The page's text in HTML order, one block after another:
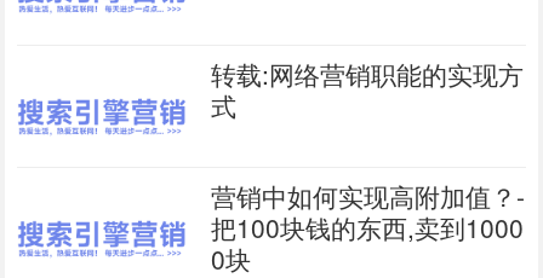
转载:网络营销职能的实现方
式
营销中如何实现高附加值？-
把100块钱的东西,卖到1000
0块